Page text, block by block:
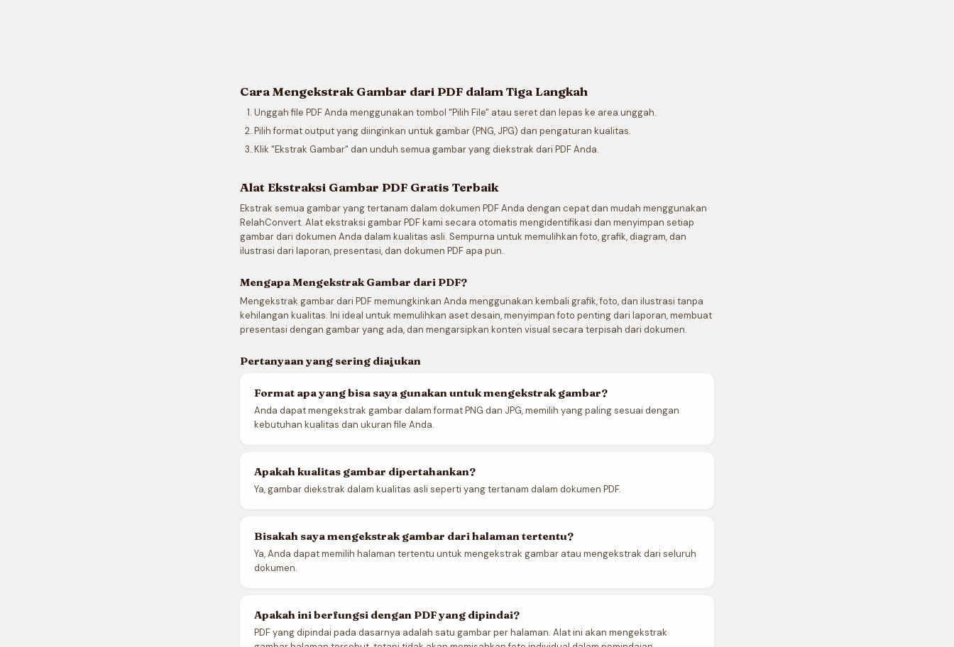
Cara Mengekstrak Gambar dari PDF dalam Tiga Langkah
Unggah file PDF Anda menggunakan tombol "Pilih File" atau seret dan lepas ke area unggah.
Pilih format output yang diinginkan untuk gambar (PNG, JPG) dan pengaturan kualitas.
Klik "Ekstrak Gambar" dan unduh semua gambar yang diekstrak dari PDF Anda.
Alat Ekstraksi Gambar PDF Gratis Terbaik
Ekstrak semua gambar yang tertanam dalam dokumen PDF Anda dengan cepat dan mudah menggunakan
RelahConvert. Alat ekstraksi gambar PDF kami secara otomatis mengidentifikasi dan menyimpan setiap
gambar dari dokumen Anda dalam kualitas asli. Sempurna untuk memulihkan foto, grafik, diagram, dan
ilustrasi dari laporan, presentasi, dan dokumen PDF apa pun.
Mengapa Mengekstrak Gambar dari PDF?
Mengekstrak gambar dari PDF memungkinkan Anda menggunakan kembali grafik, foto, dan ilustrasi tanpa
kehilangan kualitas. Ini ideal untuk memulihkan aset desain, menyimpan foto penting dari laporan, membuat
presentasi dengan gambar yang ada, dan mengarsipkan konten visual secara terpisah dari dokumen.
Pertanyaan yang sering diajukan
Format apa yang bisa saya gunakan untuk mengekstrak gambar?
Anda dapat mengekstrak gambar dalam format PNG dan JPG, memilih yang paling sesuai dengan
kebutuhan kualitas dan ukuran file Anda.
Apakah kualitas gambar dipertahankan?
Ya, gambar diekstrak dalam kualitas asli seperti yang tertanam dalam dokumen PDF.
Bisakah saya mengekstrak gambar dari halaman tertentu?
Ya, Anda dapat memilih halaman tertentu untuk mengekstrak gambar atau mengekstrak dari seluruh
dokumen.
Apakah ini berfungsi dengan PDF yang dipindai?
PDF yang dipindai pada dasarnya adalah satu gambar per halaman. Alat ini akan mengekstrak